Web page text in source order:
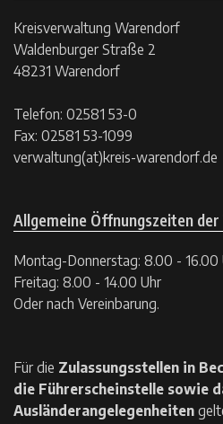
Kreisverwaltung Warendorf
Waldenburger Straße 2
48231 Warendorf
Telefon: 02581 53-0
Fax: 02581 53-1099
verwaltung(at)kreis-warendorf.de
Allgemeine Öffnungszeiten
Montag-Donnerstag: 8.00 - 16.00
Freitag: 8.00 - 14.00 Uhr
Oder nach Vereinbarung.
Für die Zulassungsstellen in
die Führerscheinstelle sowie
Ausländerangelegenheiten